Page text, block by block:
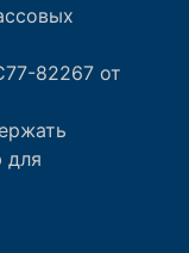
82267 от
для